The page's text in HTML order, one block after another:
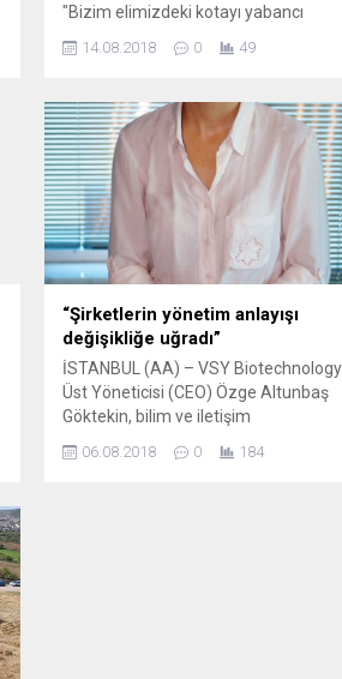
"Bizim elimizdeki kotayı yabancı
değersizleştirme operasyonunu fırsat
ürünlerimizi ele geçirme hamleleri
yaptılar. Biz bunlara hemen kota
koyduk." dedi. Kayseri'ye çeşitli
ziyaretlerde bulunmak için gelen
Aksu, Kayseri Valisi Süleyman
ziyaret etti. Aksu, Bakan Yardımcısı...
14.08.2018 0 49
“Şirketlerin yönetim anlayışı
değişikliğe uğradı”
İSTANBUL (AA) – VSY Biotechnology
Üst Yöneticisi (CEO) Özge Altunbaş
Göktekin, bilim ve iletişim
gelişmelerin şirketlerin yönetim
06.08.2018 0 184